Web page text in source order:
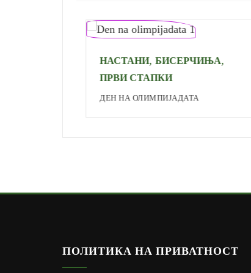
НАСТАНИ,БИСЕРЧИЊА,
ПРВИ СТАПКИ
ДЕН НА ОЛИМПИЈАДАТА
ПОЛИТИКА НА ПРИВАТНОСТ